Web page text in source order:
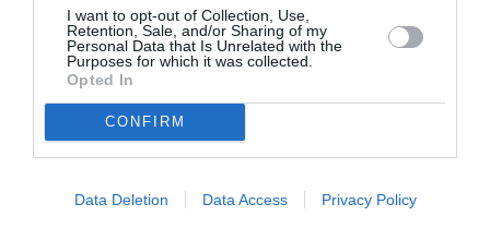
I want to opt-out of Collection, Use,
Retention, Sale, and/or Sharing of my
Personal Data that Is Unrelated with the
Purposes for which it was collected.
Opted In
CONFIRM
Data Deletion Data Access Privacy Policy
masterclass παρουσία ακροατηρίου στο Χαλκηδόνιο Ωδείο |
Προσφορά μέχρι 20/12: 230€ | Κανονικό: 240€
– Online παρακολούθηση μέσω zoom ως ακροατής όλων των
masterclasses (Aniello Desiderio, Irina Kulikova, Ana Vidovic)
| Προσφορά μέχρι 20/12: 100€ | Κανονικό: 120€
-Ειδικές τιμές για γκρουπ άνω των 10 συμμετεχόντων